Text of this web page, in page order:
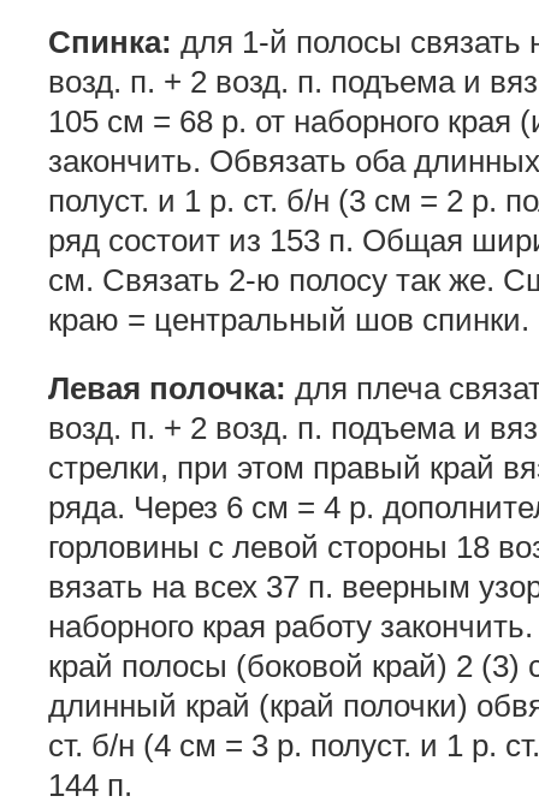
Спинка: для 1-й полосы связать
возд. п. + 2 возд. п. подъема и
105 см = 68 р. от наборного края
закончить. Обвязать оба
полуст. и 1 р. ст. б/н (3 см = 2 р.
ряд состоит из 153 п. Общая
см. Связать 2-ю полосу так же.
краю = центральный шов спинки.
Левая полочка: для плеча
возд. п. + 2 возд. п. подъема и
стрелки, при этом правый край
ряда. Через 6 см = 4 р.
горловины с левой стороны 18
вязать на всех 37 п. веерным
наборного края работу
край полосы (боковой край) 2 (3)
длинный край (край полочки)
ст. б/н (4 см = 3 р. полуст. и 1 р.
144 п.